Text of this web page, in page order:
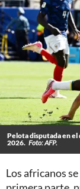
Pelota disputada en el
2026. Foto: AFP.
Los africanos